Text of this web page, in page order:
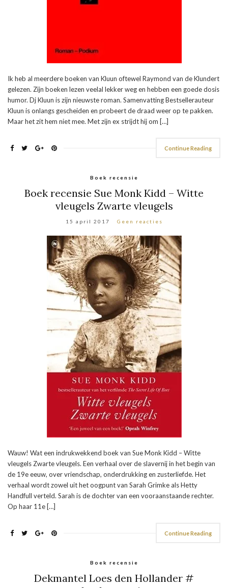
Ik heb al meerdere boeken van Kluun oftewel Raymond van de Klundert
gelezen. Zijn boeken lezen veelal lekker weg en hebben een goede dosis
humor. Dj Kluun is zijn nieuwste roman. Samenvatting Bestsellerauteur
Kluun is onlangs gescheiden en probeert de draad weer op te pakken.
Maar het zit hem niet mee. Met zijn ex strijdt hij om […]
Continue Reading
Boek recensie
Boek recensie Sue Monk Kidd – Witte
vleugels Zwarte vleugels
15 april 2017 Geen reacties
Wauw! Wat een indrukwekkend boek van Sue Monk Kidd – Witte
vleugels Zwarte vleugels. Een verhaal over de slavernij in het begin van
de 19e eeuw, over vriendschap, onderdrukking en zusterliefde. Het
verhaal wordt zowel uit het oogpunt van Sarah Grimke als Hetty
Handfull verteld. Sarah is de dochter van een vooraanstaande rechter.
Op haar 11e […]
Continue Reading
Boek recensie
Dekmantel Loes den Hollander #